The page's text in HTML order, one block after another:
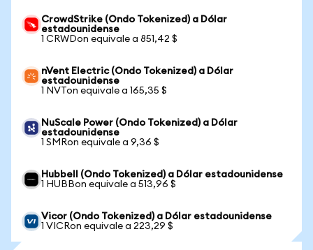
CrowdStrike (Ondo Tokenized) a Dólar
estadounidense
1 CRWDon equivale a 851,42 $
nVent Electric (Ondo Tokenized) a Dólar
estadounidense
1 NVTon equivale a 165,35 $
NuScale Power (Ondo Tokenized) a Dólar
estadounidense
1 SMRon equivale a 9,36 $
Hubbell (Ondo Tokenized) a Dólar estadounidense
1 HUBBon equivale a 513,96 $
Vicor (Ondo Tokenized) a Dólar estadounidense
1 VICRon equivale a 223,29 $